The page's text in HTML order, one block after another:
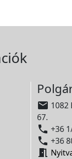
 1082
67.
 +36
 +36
